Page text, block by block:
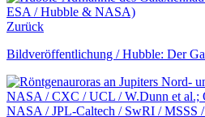
Zurück
Bildveröffentlichung / Hubble: Der